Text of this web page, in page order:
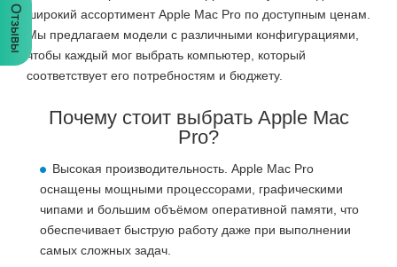
широкий ассортимент Apple Mac Pro по доступным ценам.
Мы предлагаем модели с различными конфигурациями,
чтобы каждый мог выбрать компьютер, который
соответствует его потребностям и бюджету.
Почему стоит выбрать Apple Mac
Pro?
Высокая производительность. Apple Mac Pro
оснащены мощными процессорами, графическими
чипами и большим объёмом оперативной памяти, что
обеспечивает быструю работу даже при выполнении
самых сложных задач.
Отзывы